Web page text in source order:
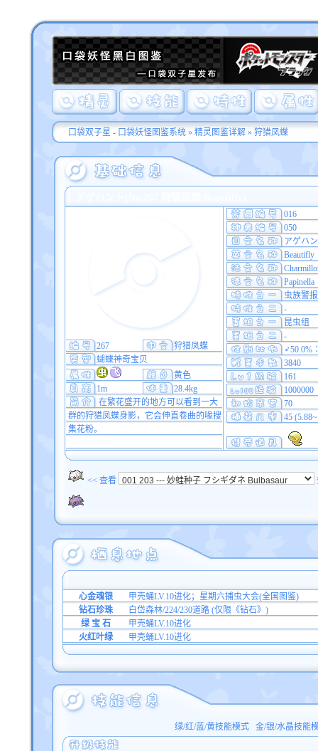
口袋双子星 - 口袋妖怪图鉴系统» 精灵图鉴详解» 狩猎凤蝶
016
050
アゲハ
Beautifly
Papinella
虫族警报
-
昆虫组
-
3840
161
1000000
70
45
267
狩猎凤蝶
蝴蝶神奇宝贝
黄色
1m
28.4kg
在繁花盛开的地方可以看到一大
群的狩猎凤蝶身影，它会伸直卷曲的喙搜
集花粉。
<< 查看
心金魂银
甲壳蛹LV.10进化；星期六捕虫大会(全国图鉴)
钻石珍珠
白岱森林/224/230道路 (仅限《钻石》)
绿 宝 石
甲壳蛹LV.10进化
火红叶绿
甲壳蛹LV.10进化
绿/红/蓝/黄技能模式 金/银/水晶技能